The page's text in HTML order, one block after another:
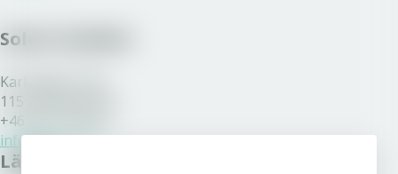
Solera Sweden
Karlavägen 108
115 26 Stockholm
+46 200 77 80 70
info@solera.se
Länkar